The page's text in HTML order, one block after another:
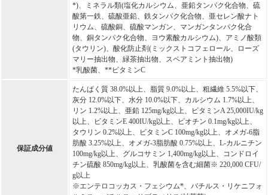
*)、ミネラル類(塩化カルシウム、亜鉛タンパク化合物、硫
酸第一鉄、硫酸亜鉛、鉄タンパク化合物、亜セレン酸ナト
リウム、硫酸銅、硫酸マンガン、マンガンタンパク化合
物、銅タンパク化合物、ヨウ素酸カルシウム)、アミノ酸類
(タウリン)、酸化防止剤(ミックストコフェロール、ローズ
マリー抽出物、緑茶抽出物、スペアミント抽出物)
*乳酸菌、**ビタミンC
保証成分値
たんぱく質 38.0%以上、脂質 9.0%以上、粗繊維 5.5%以下、
灰分 12.0%以下、水分 10.0%以下、カルシウム 1.7%以上、
リン 1.2%以上、亜鉛 125mg/kg以上、ビタミンA 25,000IU/kg
以上、ビタミンE 400IU/kg以上、ビオチン 0.1mg/kg以上、
タウリン 0.2%以上、ビタミンC 100mg/kg以上、オメガ-6脂
肪酸 3.25%以上、オメガ-3脂肪酸 0.75%以上、L-カルニチン
100mg/kg以上、グルコサミン 1,400mg/kg以上、コンドロイ
チン硫酸 850mg/kg以上、乳酸菌を含む細菌※ 220,000 CFU/
g以上
※エンテロコッカス・フェシウム*、バチルス・リケニフォ